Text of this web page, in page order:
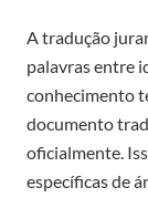
A tradução
palavras entre
conhecimento
documento
oficialmente.
específicas de